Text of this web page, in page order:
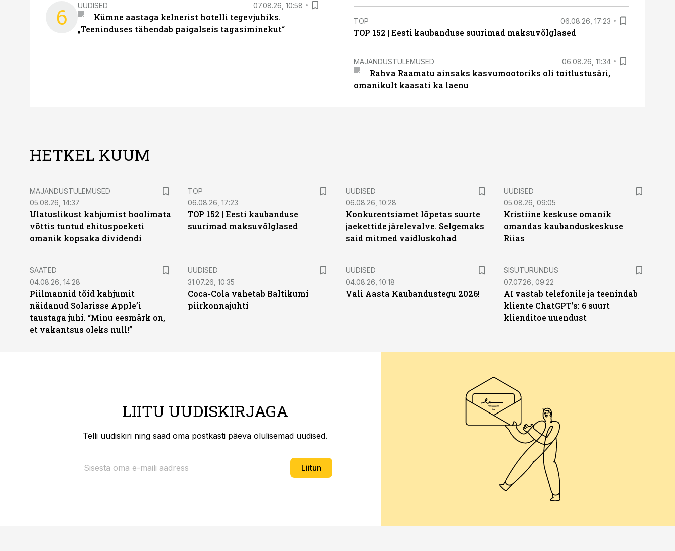
6 UUDISED 07.08.26, 10:58
Kümne aastaga kelnerist hotelli tegevjuhiks.
„Teeninduses tähendab paigalseis tagasiminekut“
TOP 06.08.26, 17:23
TOP 152 | Eesti kaubanduse suurimad maksuvõlglased
MAJANDUSTULEMUSED 06.08.26, 11:34
Rahva Raamatu ainsaks kasvumootoriks oli toitlustusäri,
omanikult kaasati ka laenu
HETKEL KUUM
MAJANDUSTULEMUSED
05.08.26, 14:37
Ulatuslikust kahjumist hoolimata
võttis tuntud ehituspoeketi
omanik kopsaka dividendi
TOP
06.08.26, 17:23
TOP 152 | Eesti kaubanduse
suurimad maksuvõlglased
UUDISED
06.08.26, 10:28
Konkurentsiamet lõpetas suurte
jaekettide järelevalve. Selgemaks
said mitmed vaidluskohad
UUDISED
05.08.26, 09:05
Kristiine keskuse omanik
omandas kaubanduskeskuse
Riias
SAATED
04.08.26, 14:28
Piilmannid tõid kahjumit
näidanud Solarisse Apple’i
taustaga juhi. “Minu eesmärk on,
et vakantsus oleks null!”
UUDISED
31.07.26, 10:35
Coca-Cola vahetab Baltikumi
piirkonnajuhti
UUDISED
04.08.26, 10:18
Vali Aasta Kaubandustegu 2026!
ST
SISUTURUNDUS
07.07.26, 09:22
AI vastab telefonile ja teenindab
kliente ChatGPT’s: 6 suurt
klienditoe uuendust
LIITU UUDISKIRJAGA
Telli uudiskiri ning saad oma postkasti päeva olulisemad uudised.
Liitun